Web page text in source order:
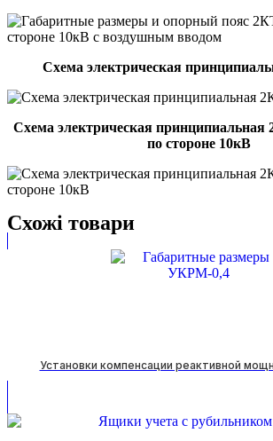
Схема электрическая
Схема электрическая
по стороне 10кВ
Схожі товари
Установки компенсации реактивной